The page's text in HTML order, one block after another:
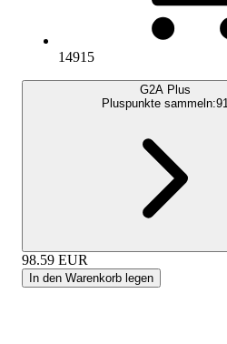
14915
G2A Plus
Pluspunkte sammeln:91
98.59 EUR
In den Warenkorb legen